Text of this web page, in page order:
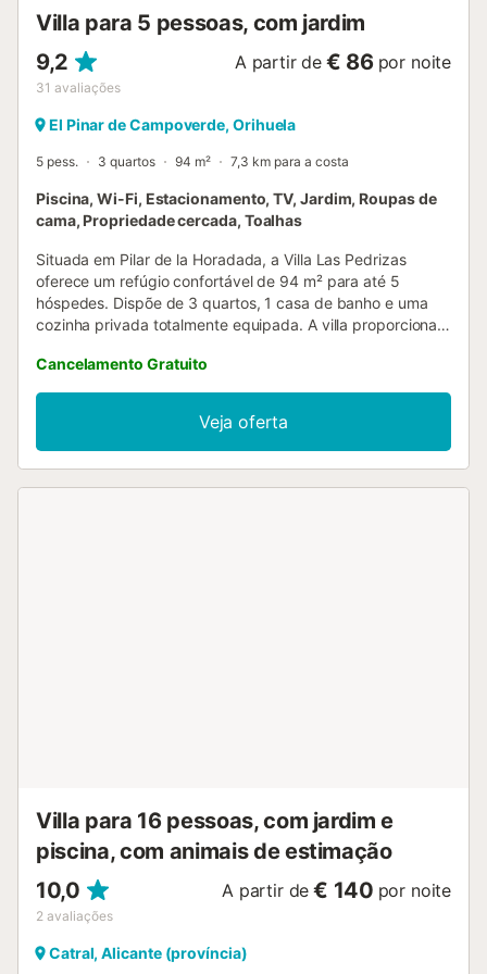
aproxim...
Villa para 5 pessoas, com jardim
9,2
31 avaliações
A partir de € 86 por noite
El Pinar de Campoverde, Orihuela
5 pess. 3 quartos 94 m² 7,3 km para a costa
Piscina, Wi-Fi, Estacionamento, TV, Jardim, Roupas de
cama, Propriedade cercada, Toalhas
Situada em Pilar de la Horadada, a Villa Las Pedrizas
oferece um refúgio confortável de 94 m² para até 5
hóspedes. Dispõe de 3 quartos, 1 casa de banho e uma
cozinha privada totalmente equipada. A villa proporciona
para videochamadas, televisão, máquina de lavar roupa e
berço para famílias com crianças pequenas. Podem
desfrutar do jardim privado e da piscina exterior privada,
perfeitos para relaxar e aproveitar a tranquilidade
envolvente. A piscina está disponível de 1 de junho a 15 de
Cancelamento Gratuito
Veja oferta
Villa para 16 pessoas, com jardim e
piscina, com animais de estimação
10,0
2 avaliações
A partir de € 140 por noite
Catral, Alicante (província)